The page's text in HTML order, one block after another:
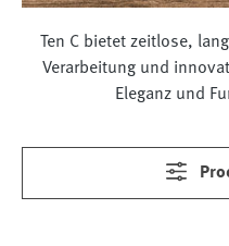
Ten C bietet zeitlose,
Verarbeitung und
Eleganz und